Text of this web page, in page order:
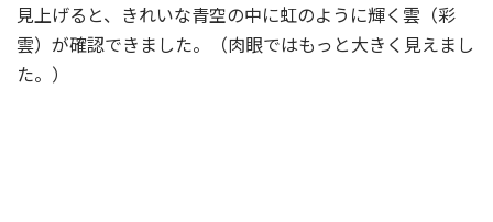
見上げると、きれいな青空の中に虹のように輝く雲（彩
雲）が確認できました。（肉眼ではもっと大きく見えまし
た。）